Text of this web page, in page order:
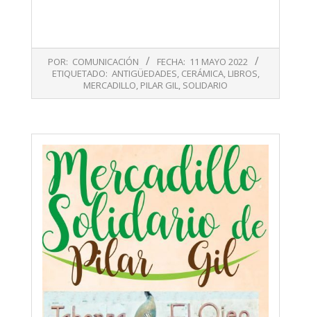
POR: COMUNICACIÓN FECHA: 11 MAYO 2022
ETIQUETADO: ANTIGÜEDADES, CERÁMICA, LIBROS,
MERCADILLO, PILAR GIL, SOLIDARIO